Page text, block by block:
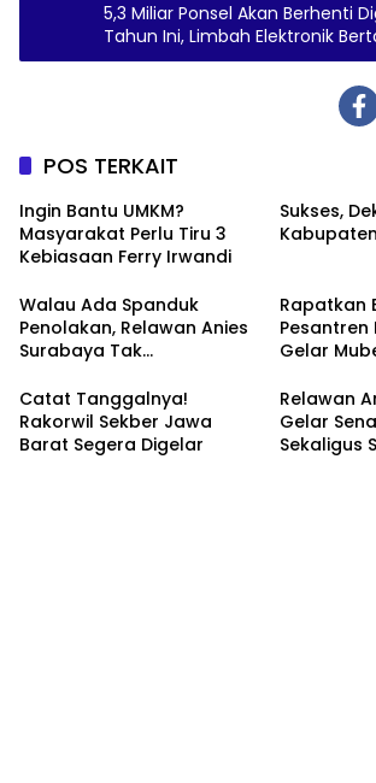
5,3 Miliar Ponsel Akan Berhenti
Tahun Ini, Limbah Elektronik
POS TERKAIT
Ingin Bantu UMKM?
Masyarakat Perlu Tiru 3
Kebiasaan Ferry Irwandi
Sukses,
Walau Ada Spanduk
Penolakan, Relawan Anies
Surabaya Tak
Rapatkan
Pesantren
Gelar
Semarang
Catat Tanggalnya!
Rakorwil Sekber Jawa
Barat Segera Digelar
Relawan
Gelar
Sekaligus